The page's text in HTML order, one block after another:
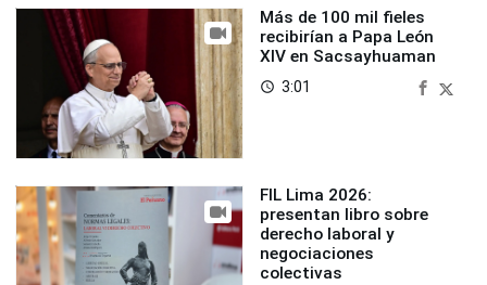
Más de 100 mil fieles
recibirían a Papa León
XIV en Sacsayhuaman
access_time 3:01
FIL Lima 2026:
presentan libro sobre
derecho laboral y
negociaciones
colectivas